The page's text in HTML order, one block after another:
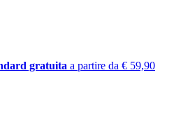
gratuita a partire da € 59,90